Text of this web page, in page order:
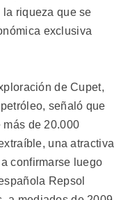
riqueza que se
exclusiva
de Cupet,
señaló que
de 20.000
una atractiva
confirmarse luego
Repsol